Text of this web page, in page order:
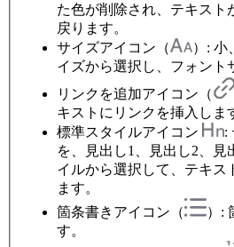
た色が削除され、テキスト
戻ります。
サイズアイコン（
）: 小
イズから選択し、フォント
リンクを追加アイコン（
キストにリンクを挿入しま
標準スタイルアイコン
:
を、見出し1、見出し2、見
イルから選択して、テキス
ます。
箇条書きアイコン（
）:
す。